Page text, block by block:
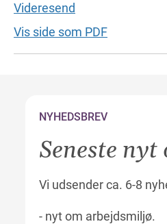
Videresend
Vis side som PDF
NYHEDSBREV
Seneste
Vi udsender ca. 6-8
- nyt om arbejdsmiljø.